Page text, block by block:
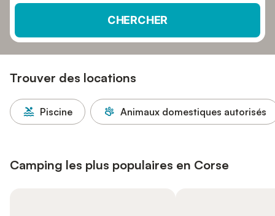
CHERCHER
Trouver des locations
Piscine Animaux domestiques autorisés
Camping les plus populaires en Corse